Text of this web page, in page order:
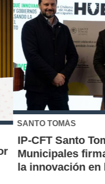
SANTO TOMÁS
IP-CFT Santo
Municipales
la innovación en